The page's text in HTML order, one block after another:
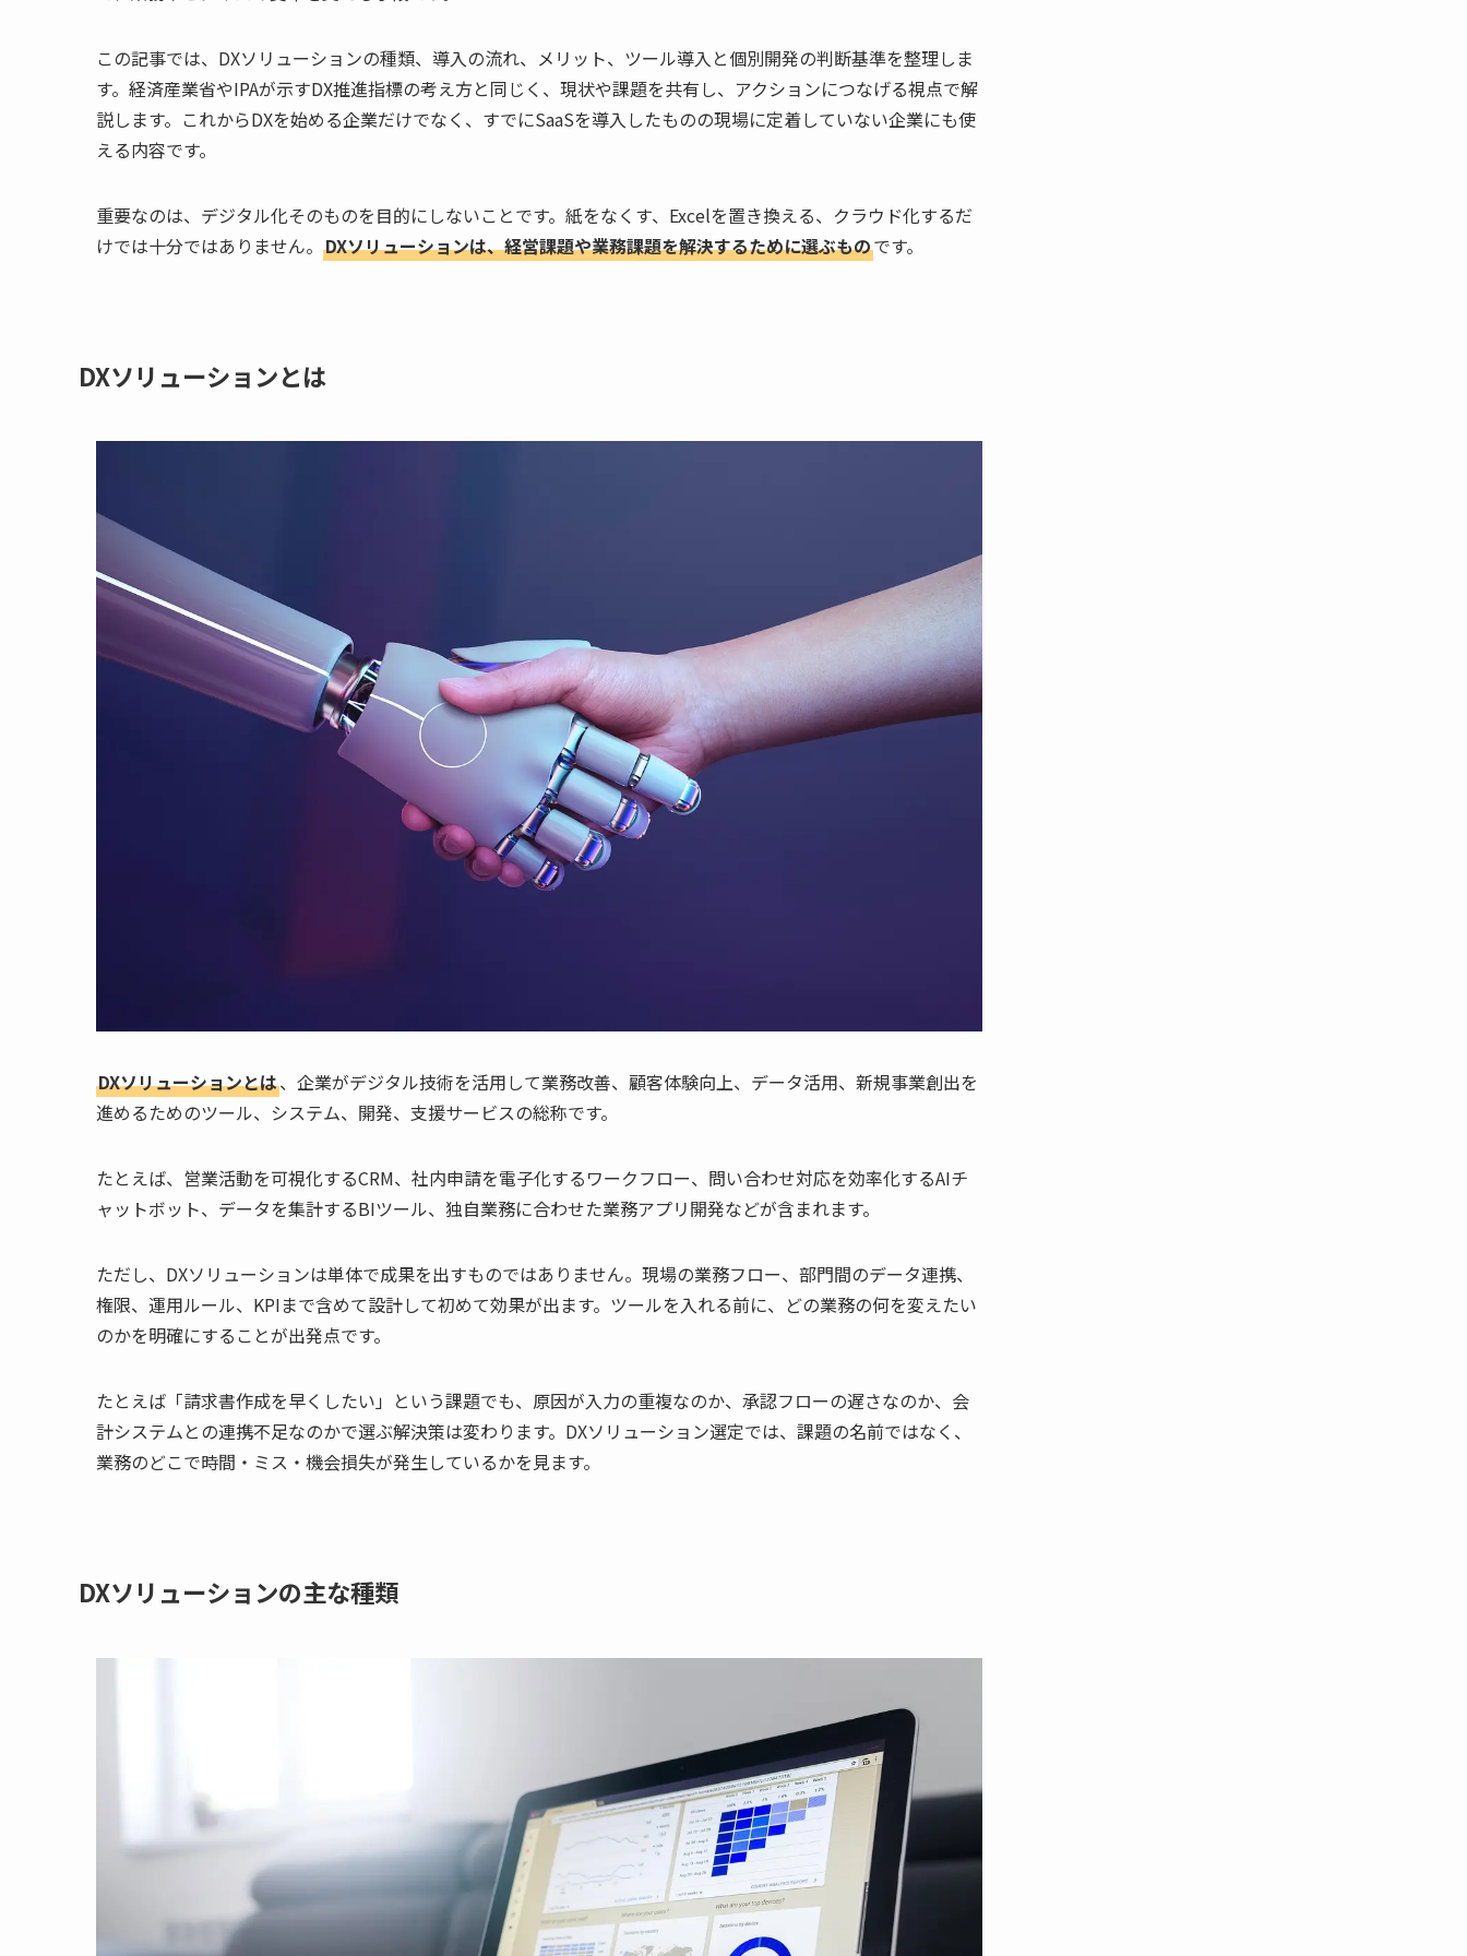
この記事では、DXソリューションの種類、導入の流れ、メリット、ツール導入と個別開発の判断基準を整理しま
す。経済産業省やIPAが示すDX推進指標の考え方と同じく、現状や課題を共有し、アクションにつなげる視点で解
説します。これからDXを始める企業だけでなく、すでにSaaSを導入したものの現場に定着していない企業にも使
える内容です。
重要なのは、デジタル化そのものを目的にしないことです。紙をなくす、Excelを置き換える、クラウド化するだ
けでは十分ではありません。 DXソリューションは、経営課題や業務課題を解決するために選ぶものです。
DXソリューションとは
DXソリューションとは、企業がデジタル技術を活用して業務改善、顧客体験向上、データ活用、新規事業創出を
進めるためのツール、システム、開発、支援サービスの総称です。
たとえば、営業活動を可視化するCRM、社内申請を電子化するワークフロー、問い合わせ対応を効率化するAIチ
ャットボット、データを集計するBIツール、独自業務に合わせた業務アプリ開発などが含まれます。
ただし、DXソリューションは単体で成果を出すものではありません。現場の業務フロー、部門間のデータ連携、
権限、運用ルール、KPIまで含めて設計して初めて効果が出ます。ツールを入れる前に、どの業務の何を変えたい
のかを明確にすることが出発点です。
たとえば「請求書作成を早くしたい」という課題でも、原因が入力の重複なのか、承認フローの遅さなのか、会
計システムとの連携不足なのかで選ぶ解決策は変わります。DXソリューション選定では、課題の名前ではなく、
業務のどこで時間・ミス・機会損失が発生しているかを見ます。
DXソリューションの主な種類